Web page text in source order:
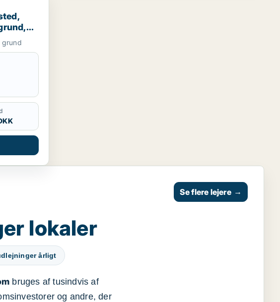
m.fl. klinik, restaurant, erhvervsgrund, hotel eller produktionslokaler
i
grund
lokaler
årligt
bruges af tusindvis af
og andre, der
Se flere lejere →